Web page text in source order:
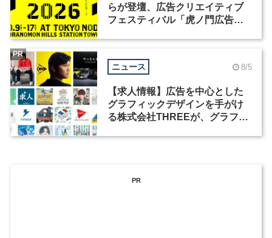
らが登壇、広告クリエイティブ
フェスティバル「虎ノ門広告
ニュース 8/5
【求人情報】広告を中心とした
グラフィックデザインを手がけ
る株式会社THREEが、グラフィ
PR
PR